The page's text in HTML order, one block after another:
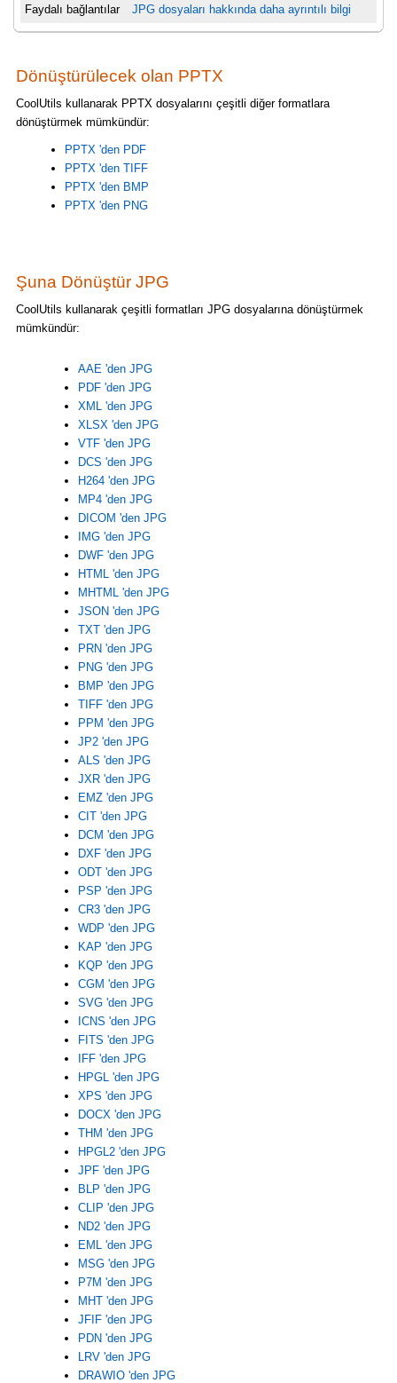
Faydalı bağlantılar JPG dosyaları hakkında daha ayrıntılı bilgi
Dönüştürülecek olan PPTX
CoolUtils kullanarak PPTX dosyalarını çeşitli diğer formatlara
dönüştürmek mümkündür:
PPTX 'den PDF
PPTX 'den TIFF
PPTX 'den BMP
PPTX 'den PNG
Şuna Dönüştür JPG
CoolUtils kullanarak çeşitli formatları JPG dosyalarına dönüştürmek
mümkündür:
AAE 'den JPG
PDF 'den JPG
XML 'den JPG
XLSX 'den JPG
VTF 'den JPG
DCS 'den JPG
H264 'den JPG
MP4 'den JPG
DICOM 'den JPG
IMG 'den JPG
DWF 'den JPG
HTML 'den JPG
MHTML 'den JPG
JSON 'den JPG
TXT 'den JPG
PRN 'den JPG
PNG 'den JPG
BMP 'den JPG
TIFF 'den JPG
PPM 'den JPG
JP2 'den JPG
ALS 'den JPG
JXR 'den JPG
EMZ 'den JPG
CIT 'den JPG
DCM 'den JPG
DXF 'den JPG
ODT 'den JPG
PSP 'den JPG
CR3 'den JPG
WDP 'den JPG
KAP 'den JPG
KQP 'den JPG
CGM 'den JPG
SVG 'den JPG
ICNS 'den JPG
FITS 'den JPG
IFF 'den JPG
HPGL 'den JPG
XPS 'den JPG
DOCX 'den JPG
THM 'den JPG
HPGL2 'den JPG
JPF 'den JPG
BLP 'den JPG
CLIP 'den JPG
ND2 'den JPG
EML 'den JPG
MSG 'den JPG
P7M 'den JPG
MHT 'den JPG
JFIF 'den JPG
PDN 'den JPG
LRV 'den JPG
DRAWIO 'den JPG